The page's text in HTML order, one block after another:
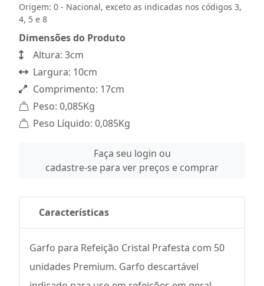
Origem: 0 - Nacional, exceto as indicadas nos códigos 3,
4, 5 e 8
Dimensões do Produto
Altura: 3cm
Largura: 10cm
Comprimento: 17cm
Peso: 0,085Kg
Peso Líquido: 0,085Kg
Faça seu login ou
cadastre-se para ver preços e comprar
Características
Garfo para Refeição Cristal Prafesta com 50
unidades Premium. Garfo descartável